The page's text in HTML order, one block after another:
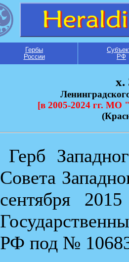
Гербы
России
РФ
х.
[в 2005-2024 гг. МО
Герб
Совета
сентября
РФ под №